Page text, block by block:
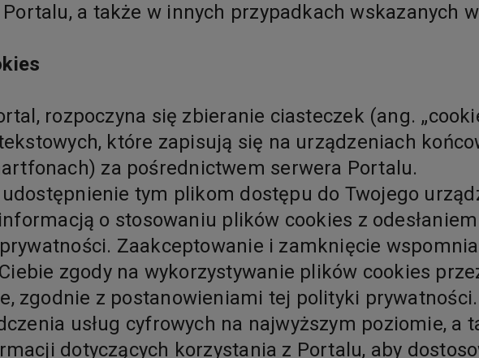
a także w innych przypadkach wskazanych
rozpoczyna się zbieranie ciasteczek (ang.
które zapisują się na urządzeniach
za pośrednictwem serwera Portalu.
tym plikom dostępu do Twojego
o stosowaniu plików cookies z
Zaakceptowanie i zamknięcie
zgody na wykorzystywanie plików cookies
zgodnie z postanowieniami tej polityki prywatności.
usług cyfrowych na najwyższym poziomie, a
dotyczących korzystania z Portalu, aby